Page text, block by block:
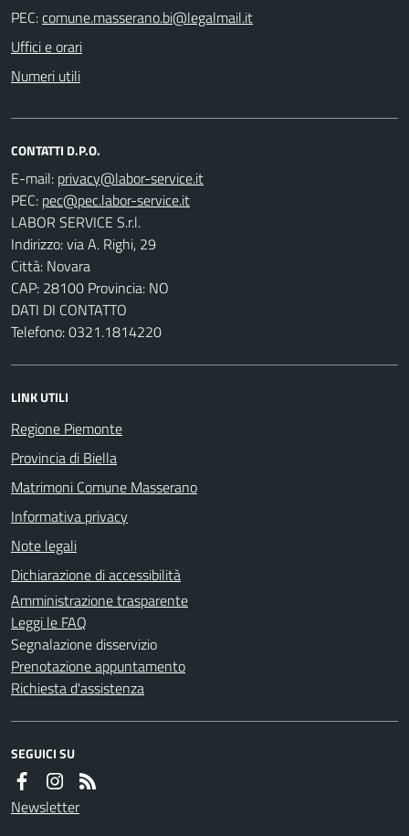
PEC:
Uffici e orari
Numeri utili
CONTATTI D.P.O.
E-mail:
PEC:
LABOR SERVICE S.r.l.
Indirizzo: via A. Righi, 29
Città: Novara
CAP: 28100 Provincia: NO
DATI DI CONTATTO
Telefono: 0321.1814220
LINK UTILI
Regione Piemonte
Provincia di Biella
Matrimoni Comune Masserano
Informativa privacy
Note legali
Dichiarazione di accessibilità
Amministrazione trasparente
Leggi le FAQ
Segnalazione disservizio
Prenotazione appuntamento
Richiesta d'assistenza
SEGUICI SU
Newsletter